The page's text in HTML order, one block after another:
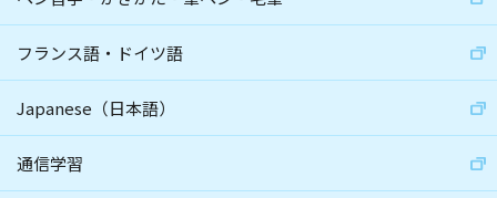
フランス語・ドイツ語
Japanese（日本語）
通信学習